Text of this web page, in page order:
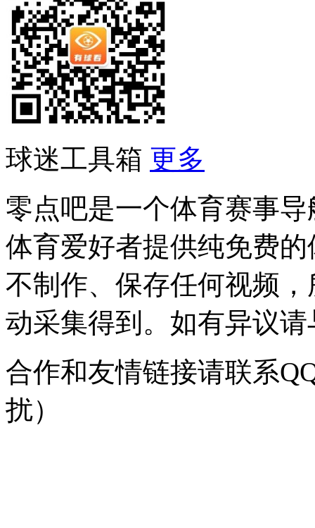
球迷工具箱 更多
零点吧是一个体育赛事
体育爱好者提供纯免费
不制作、保存任何视频
动采集得到。如有异议
合作和友情链接请联系
扰）